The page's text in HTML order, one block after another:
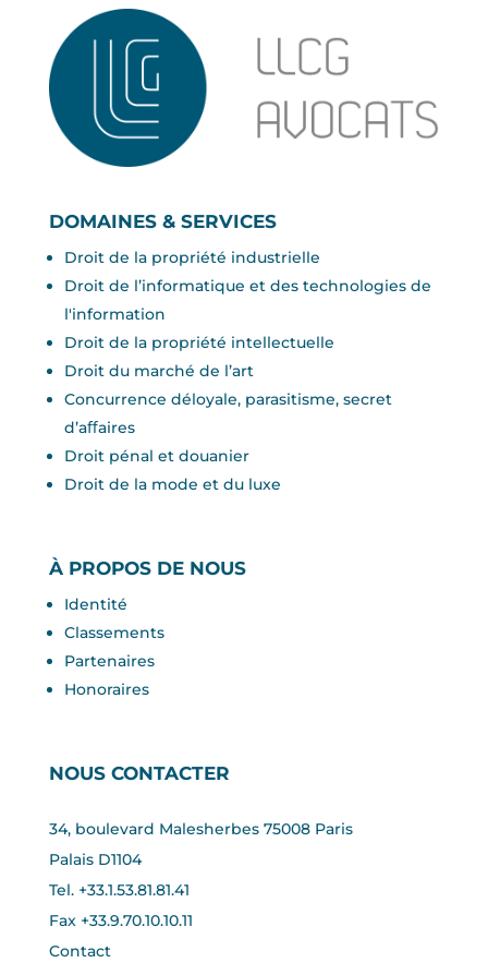
DOMAINES & SERVICES
Droit de la propriété industrielle
Droit de l’informatique et des technologies de
l'information
Droit de la propriété intellectuelle
Droit du marché de l’art
Concurrence déloyale, parasitisme, secret
d’aﬀaires
Droit pénal et douanier
Droit de la mode et du luxe
À PROPOS DE NOUS
Identité
Classements
Partenaires
Honoraires
NOUS CONTACTER
34, boulevard Malesherbes 75008 Paris
Palais D1104
Tel. +33.1.53.81.81.41
Fax +33.9.70.10.10.11
Contact